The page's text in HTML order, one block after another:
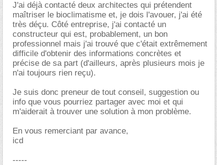
J'ai déjà contacté deux architectes qui prétendent
maîtriser le bioclimatisme et, je dois l'avouer, j'ai été
très déçu. Côté entreprise, j'ai contacté un
constructeur qui est, probablement, un bon
professionnel mais j'ai trouvé que c'était extrêmement
difficile d'obtenir des informations concrètes et
précise de sa part (d'ailleurs, après plusieurs mois je
n'ai toujours rien reçu).
Je suis donc preneur de tout conseil, suggestion ou
info que vous pourriez partager avec moi et qui
m'aiderait à trouver une solution à mon problème.
En vous remerciant par avance,
icd
-----